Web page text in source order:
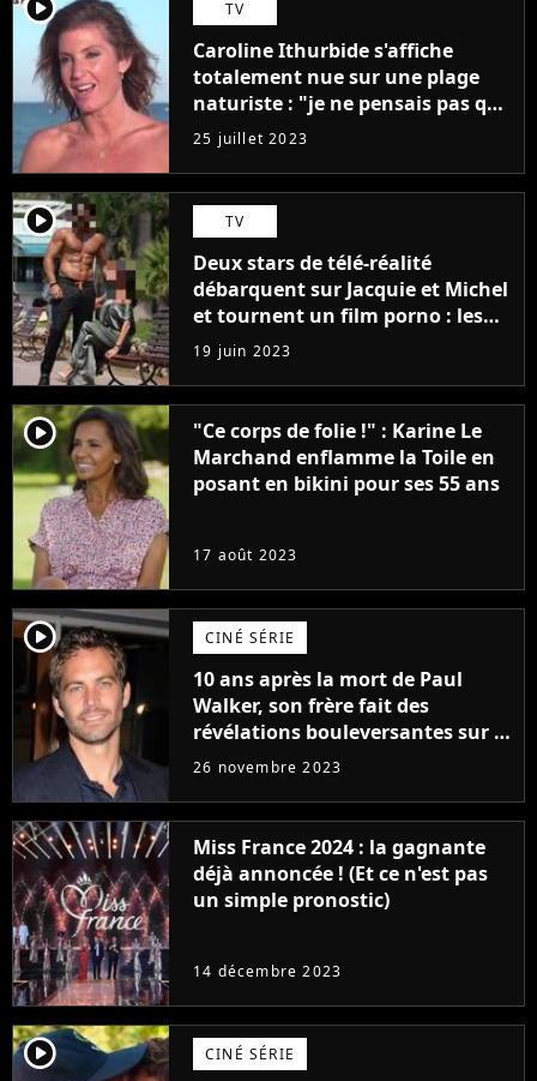
TV
Caroline Ithurbide s'affiche
totalement nue sur une plage
naturiste : "je ne pensais pas que
j'arriverais à le faire..."
25 juillet 2023
player2 TV
Deux stars de télé-réalité
débarquent sur Jacquie et Michel
et tournent un film porno : les
premières images du tournage
(exclu)
19 juin 2023
player2
"Ce corps de folie !" : Karine Le
Marchand enflamme la Toile en
posant en bikini pour ses 55 ans
17 août 2023
player2 CINÉ SÉRIE
10 ans après la mort de Paul
Walker, son frère fait des
révélations bouleversantes sur la
réaction des acteurs de Fast and
26 novembre 2023
Miss France 2024 : la gagnante
déjà annoncée ! (Et ce n'est pas
un simple pronostic)
14 décembre 2023
player2 CINÉ SÉRIE